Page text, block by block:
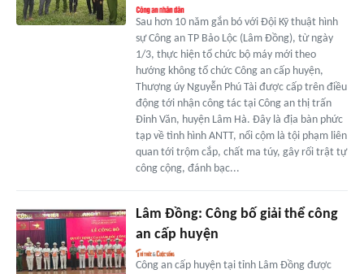
Sau hơn 10 năm gắn bó với Đội Kỹ thuật hình
sự Công an TP Bảo Lộc (Lâm Đồng), từ ngày
1/3, thực hiện tổ chức bộ máy mới theo
hướng không tổ chức Công an cấp huyện,
Thượng úy Nguyễn Phú Tài được cấp trên điều
động tới nhận công tác tại Công an thị trấn
Đinh Văn, huyện Lâm Hà. Đây là địa bàn phức
tạp về tình hình ANTT, nổi cộm là tội phạm liên
quan tới trộm cắp, chất ma túy, gây rối trật tự
công cộng, đánh bạc...
Lâm Đồng: Công bố giải thể công
an cấp huyện
Công an cấp huyện tại tỉnh Lâm Đồng được